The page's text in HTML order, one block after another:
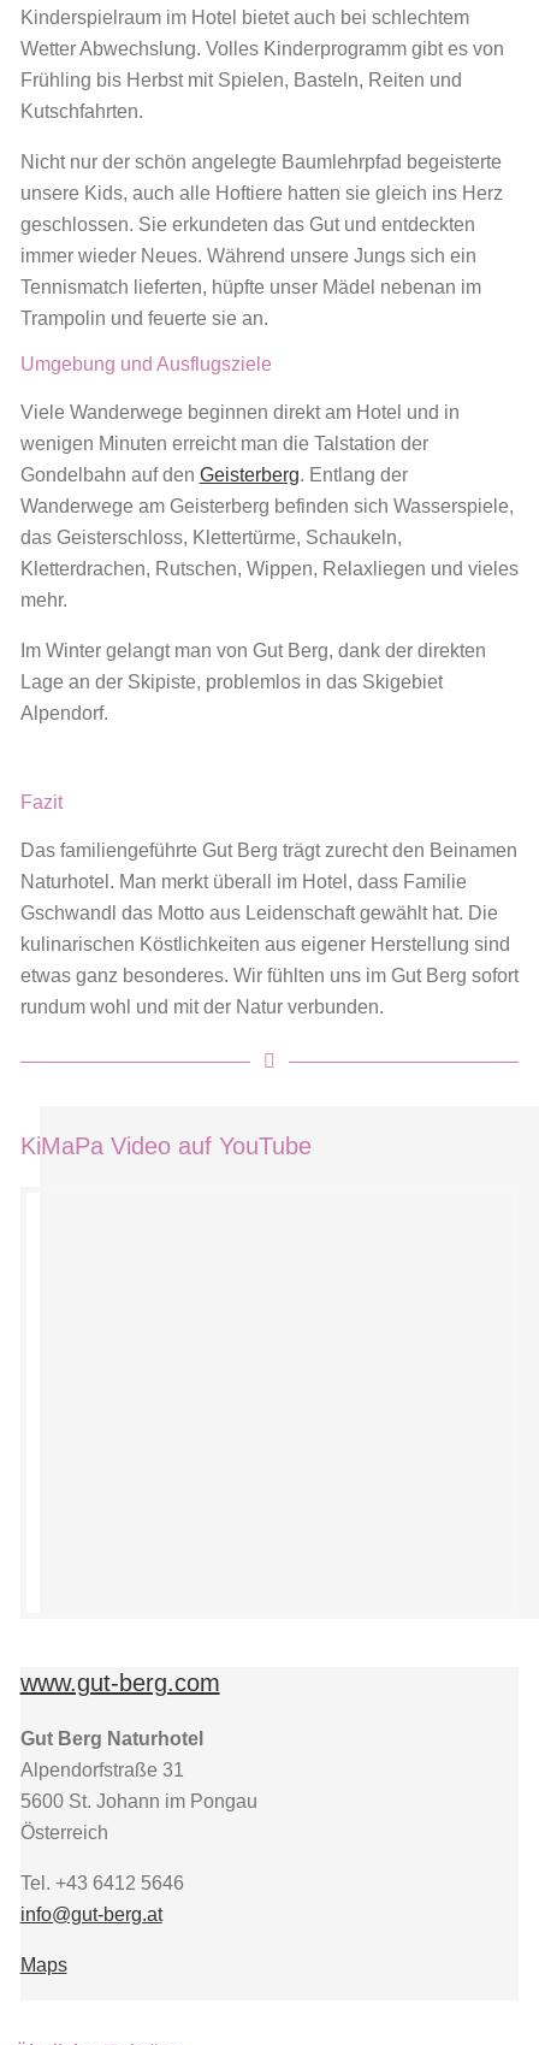
Kinderspielraum im Hotel bietet auch bei schlechtem
Wetter Abwechslung. Volles Kinderprogramm gibt es von
Frühling bis Herbst mit Spielen, Basteln, Reiten und
Kutschfahrten.
Nicht nur der schön angelegte Baumlehrpfad begeisterte
unsere Kids, auch alle Hoftiere hatten sie gleich ins Herz
geschlossen. Sie erkundeten das Gut und entdeckten
immer wieder Neues. Während unsere Jungs sich ein
Tennismatch lieferten, hüpfte unser Mädel nebenan im
Trampolin und feuerte sie an.
Umgebung und Ausflugsziele
Viele Wanderwege beginnen direkt am Hotel und in
wenigen Minuten erreicht man die Talstation der
Gondelbahn auf den Geisterberg. Entlang der
Wanderwege am Geisterberg befinden sich Wasserspiele,
das Geisterschloss, Klettertürme, Schaukeln,
Kletterdrachen, Rutschen, Wippen, Relaxliegen und vieles
mehr.
Im Winter gelangt man von Gut Berg, dank der direkten
Lage an der Skipiste, problemlos in das Skigebiet
Alpendorf.
Fazit
Das familiengeführte Gut Berg trägt zurecht den Beinamen
Naturhotel. Man merkt überall im Hotel, dass Familie
Gschwandl das Motto aus Leidenschaft gewählt hat. Die
kulinarischen Köstlichkeiten aus eigener Herstellung sind
etwas ganz besonderes. Wir fühlten uns im Gut Berg sofort
rundum wohl und mit der Natur verbunden.
KiMaPa Video auf YouTube
www.gut-berg.com
Gut Berg Naturhotel
Alpendorfstraße 31
5600 St. Johann im Pongau
Österreich
Tel. +43 6412 5646
info@gut-berg.at
Maps